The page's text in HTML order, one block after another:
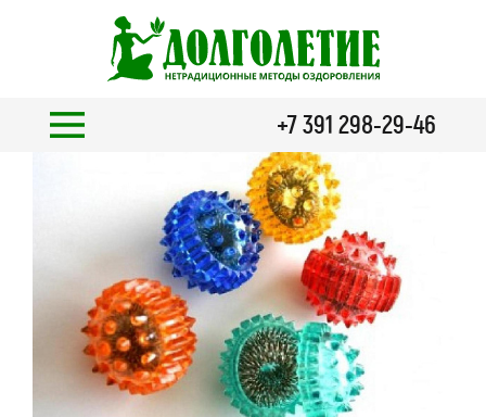
+7 391 298-29-46